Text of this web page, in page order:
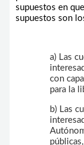
supuestos en
supuestos son
a) Las
con
para la
b) Las